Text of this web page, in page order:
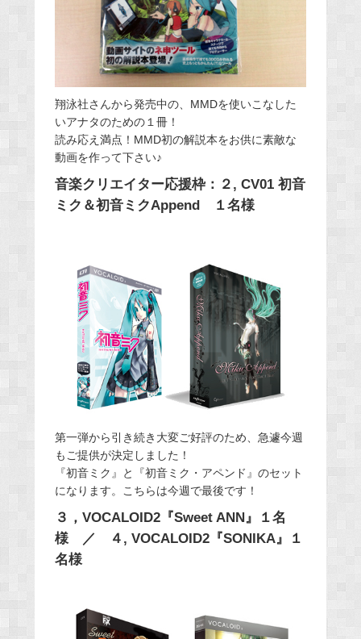
翔泳社さんから発売中の、MMDを使いこなした
いアナタのための１冊！
読み応え満点！MMD初の解説本をお供に素敵な
動画を作って下さい♪
音楽クリエイター応援枠：２, CV01 初音
ミク＆初音ミクAppend １名様
第一弾から引き続き大変ご好評のため、急遽今週
もご提供が決定しました！
『初音ミク』と『初音ミク・アペンド』のセット
になります。こちらは今週で最後です！
３，VOCALOID2『Sweet ANN』１名
様 ／ ４, VOCALOID2『SONIKA』１
名様